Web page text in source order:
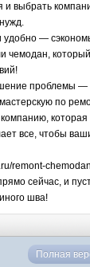
и выбрать
удобно —
чемодан,
проблемы —
по
которая
все, чтобы
remont-
сейчас, и
шва!
Полная